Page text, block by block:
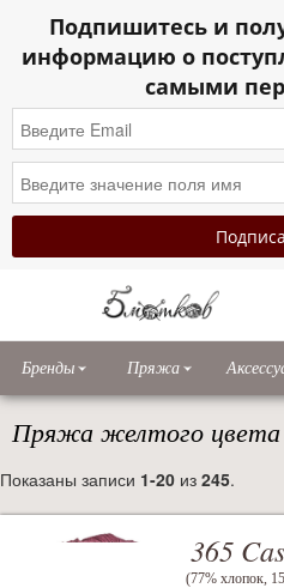
Подпишитесь и
информацию о
самыми
Бренды Пряжа
Пряжа желтого цвета
Показаны записи 1-20 из 245.
365
(77% хлопок,